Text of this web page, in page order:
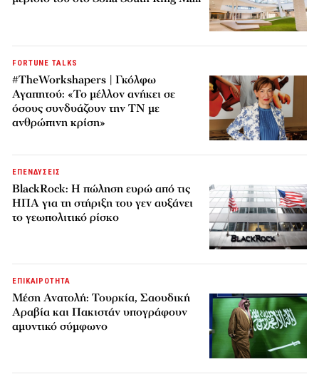
FORTUNE TALKS
#TheWorkshapers | Γκόλφω
Αγαπητού: «Το μέλλον ανήκει σε
όσους συνδυάζουν την ΤΝ με
ανθρώπινη κρίση»
ΕΠΕΝΔΥΣΕΙΣ
BlackRock: Η πώληση ευρώ από τις
ΗΠΑ για τη στήριξη του γεν αυξάνει
το γεωπολιτικό ρίσκο
ΕΠΙΚΑΙΡΟΤΗΤΑ
Μέση Ανατολή: Τουρκία, Σαουδική
Αραβία και Πακιστάν υπογράφουν
αμυντικό σύμφωνο